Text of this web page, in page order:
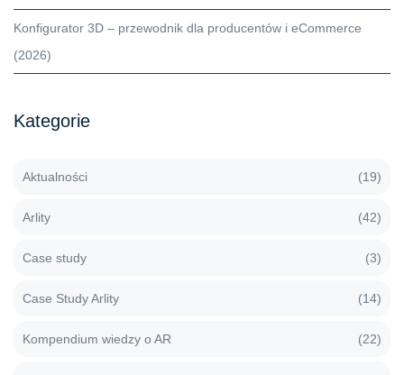
Konfigurator 3D – przewodnik dla producentów i eCommerce
(2026)
Kategorie
Aktualności (19)
Arlity (42)
Case study (3)
Case Study Arlity (14)
Kompendium wiedzy o AR (22)